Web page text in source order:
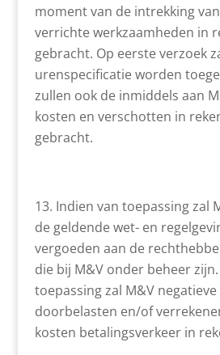
moment van de intrekking
verrichte werkzaamheden in
gebracht. Op eerste verzoek
urenspecificatie worden
zullen ook de inmiddels aan
kosten en verschotten in
gebracht.
Indien van toepassing zal
de geldende wet- en
vergoeden aan de
die bij M&V onder beheer
toepassing zal M&V
doorbelasten en/of
kosten betalingsverkeer in